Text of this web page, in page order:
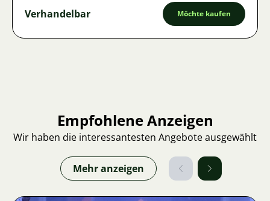
Verhandelbar Möchte kaufen
Empfohlene Anzeigen
Wir haben die interessantesten Angebote ausgewählt
Mehr anzeigen